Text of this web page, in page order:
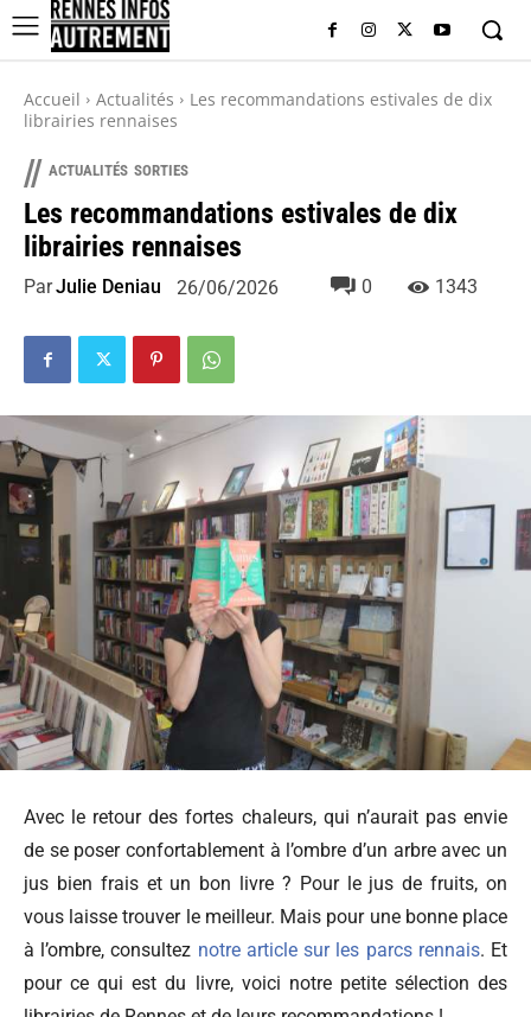
Accueil Actualités
Les recommandations estivales de dix
librairies rennaises
// ACTUALITÉS SORTIES
Les recommandations estivales de dix
librairies rennaises
ParJulie Deniau 26/06/2026 0 1343
Avec le retour des fortes chaleurs, qui n’aurait pas envie
de se poser confortablement à l’ombre d’un arbre avec un
jus bien frais et un bon livre ? Pour le jus de fruits, on
vous laisse trouver le meilleur. Mais pour une bonne place
à l’ombre, consultez notre article sur les parcs rennais. Et
pour ce qui est du livre, voici notre petite sélection des